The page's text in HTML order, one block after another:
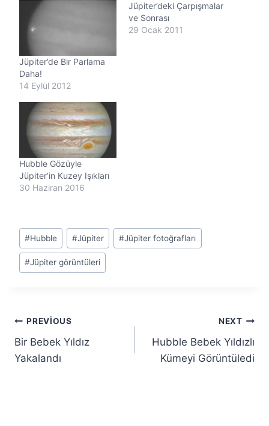
o
r
.
Jüpiter’de Bir Parlama
Daha!
14 Eylül 2012
Jüpiter’deki Çarpışmalar
ve Sonrası
29 Ocak 2011
Hubble Gözüyle
Jüpiter’in Kuzey Işıkları
30 Haziran 2016
Post
Tags:
#Hubble #Jüpiter #Jüpiter fotoğrafları
#Jüpiter görüntüleri
Yazı
gezinmesi
PREVIOUS
Bir Bebek Yıldız
Yakalandı
NEXT
Hubble Bebek Yıldızlı
Kümeyi Görüntüledi